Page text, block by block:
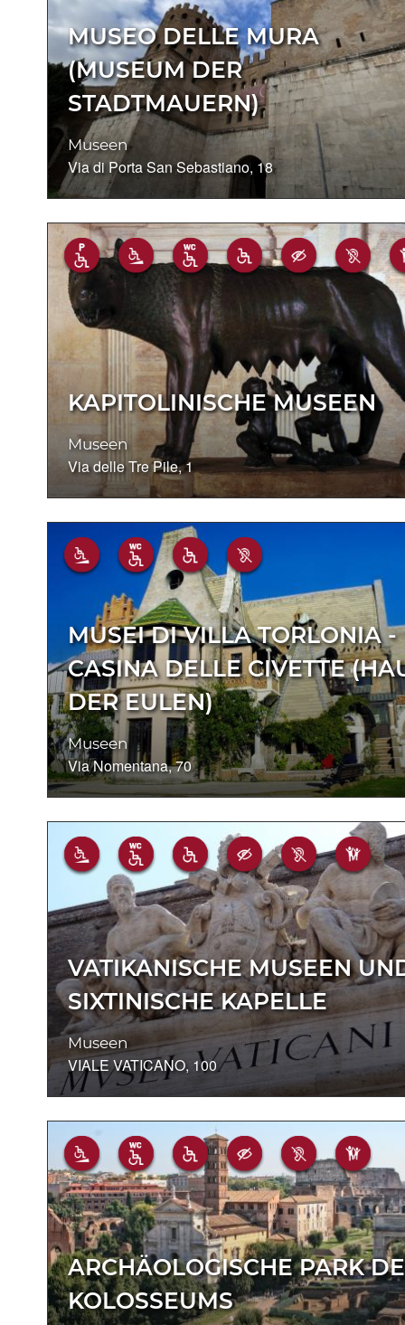
MUSEO DELLE MURA
(MUSEUM DER
STADTMAUERN)
Museen
Via di Porta San Sebastiano, 18
KAPITOLINISCHE MUSEEN
Museen
Via delle Tre Pile, 1
MUSEI DI VILLA TORLONIA -
CASINA DELLE CIVETTE
DER EULEN)
Museen
Via Nomentana, 70
VATIKANISCHE MUSEEN
SIXTINISCHE KAPELLE
Museen
VIALE VATICANO, 100
ARCHÄOLOGISCHE PARK
KOLOSSEUMS